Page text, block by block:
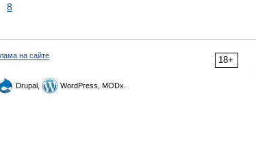
8
18+
на сайте
Drupal, WordPress, MODx.